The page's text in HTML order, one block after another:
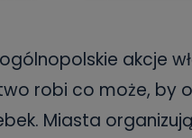
akcje
robi co może, by
Miasta